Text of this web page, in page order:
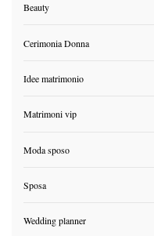
Beauty
Cerimonia Donna
Idee matrimonio
Matrimoni vip
Moda sposo
Sposa
Wedding planner